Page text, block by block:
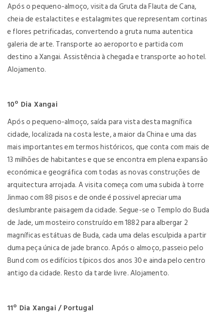
Após o pequeno-almoço, visita da Gruta da Flauta de Cana,
cheia de estalactites e estalagmites que representam cortinas
e flores petrificadas, convertendo a gruta numa autentica
galeria de arte. Transporte ao aeroporto e partida com
destino a Xangai. Assistência à chegada e transporte ao hotel.
Alojamento.
10º Dia Xangai
Após o pequeno-almoço, saída para vista desta magnífica
cidade, localizada na costa leste, a maior da China e uma das
mais importantes em termos históricos, que conta com mais de
13 milhões de habitantes e que se encontra em plena expansão
económica e geográfica com todas as novas construções de
arquitectura arrojada. A visita começa com uma subida à torre
Jinmao com 88 pisos e de onde é possivel apreciar uma
deslumbrante paisagem da cidade. Segue-se o Templo do Buda
de Jade, um mosteiro construído em 1882 para albergar 2
magníficas estátuas de Buda, cada uma delas esculpida a partir
duma peça única de jade branco. Após o almoço, passeio pelo
Bund com os edifícios típicos dos anos 30 e ainda pelo centro
antigo da cidade. Resto da tarde livre. Alojamento.
11º Dia Xangai / Portugal